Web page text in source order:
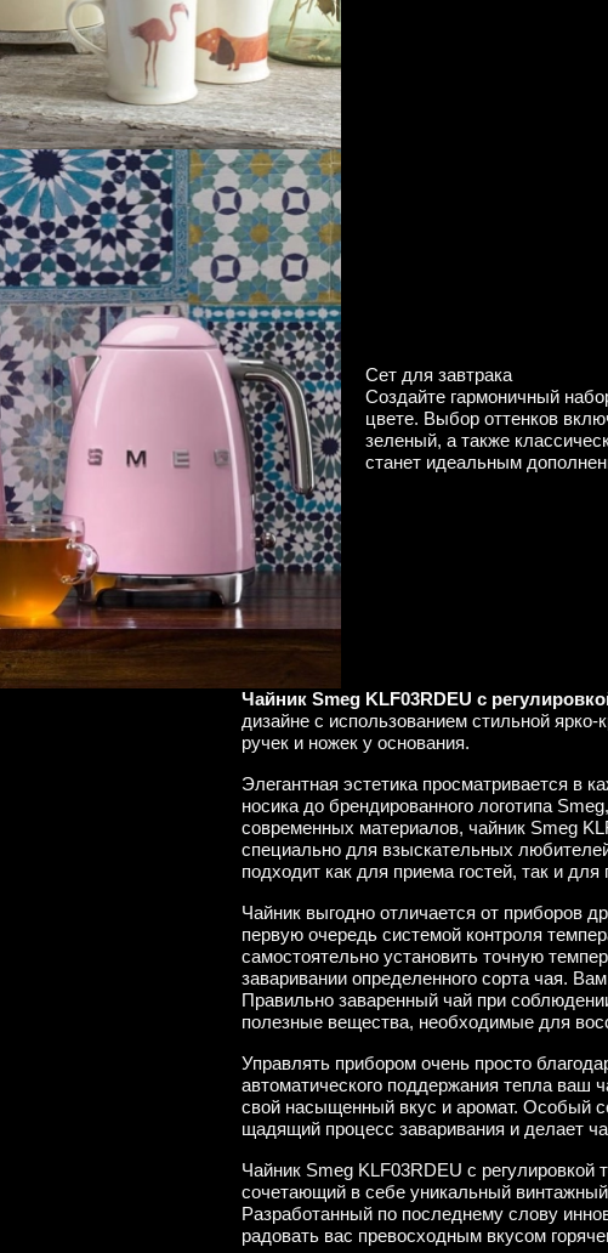
Сет для завтрака
Создайте гармоничный
цвете. Выбор оттенков
зеленый, а также
станет идеальным
Чайник Smeg KLF03RDEU с
дизайне с использованием стильной
ручек и ножек у основания.
Элегантная эстетика просматривается в
носика до брендированного логотипа
современных материалов, чайник Smeg
специально для взыскательных
подходит как для приема гостей, так и для
Чайник выгодно отличается от приборов
первую очередь системой контроля
самостоятельно установить точную
заваривании определенного сорта чая.
Правильно заваренный чай при
полезные вещества, необходимые для
Управлять прибором очень просто
автоматического поддержания тепла ваш
свой насыщенный вкус и аромат. Особый
щадящий процесс заваривания и делает
Чайник Smeg KLF03RDEU с
сочетающий в себе уникальный
Разработанный по последнему слову
радовать вас превосходным вкусом